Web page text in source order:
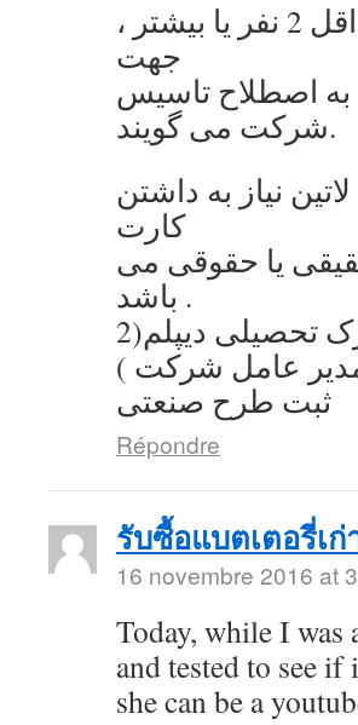
به اشتراک گذاشتن سرمایه بین حداقل 2 نفر یا بیشتر ،
جهت
اصطلاح تاسیس
شرکت می گویند.
نیاز به داشتن
کارت
یا حقوقی می
باشد .
تحصیلی دیپلم
ثبت طرح صنعتی
Répondre
รับซื้อแบตเตอรี่เ
16 novembre 2016 at
Today, while I
and tested to see
she can be a